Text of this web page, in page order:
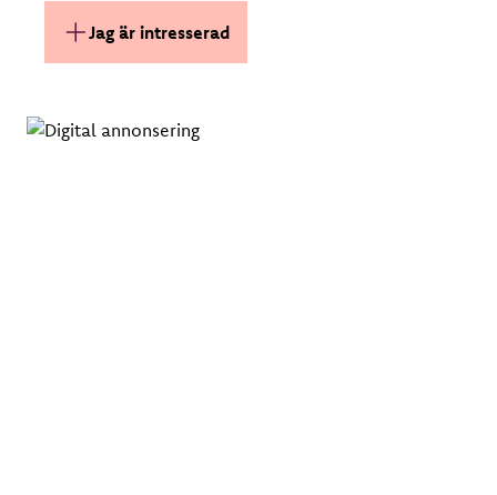
Jag är intresseradJag är intresserad av Sociala